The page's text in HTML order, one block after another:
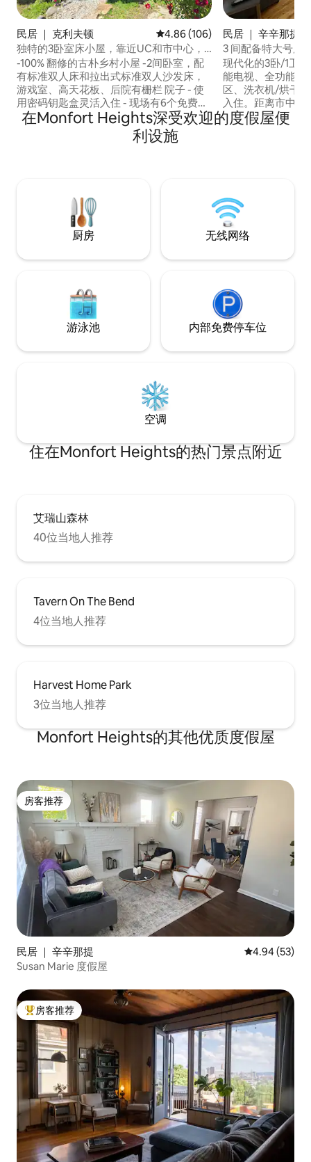
民居 ｜ 克利夫顿 平均评分 4.86 分（满分 5 分），
4.86 (106)
独特的3卧室床小屋，靠近UC和市中心，
有停车位
-100% 翻修的古朴乡村小屋 -2间卧室，配
有标准双人床和拉出式标准双人沙发床，
游戏室、高天花板、后院有栅栏 院子 - 使
用密码钥匙盒灵活入住 - 现场有6个免费停
车位 - 步行即可抵达北区和克里夫顿 -靠近
市中心。 - 步行3分钟即可抵达辛辛那提州
立学院 - 步行3分钟即可抵达DusMesh印度
离北侧酒馆5分钟路程
民居 ｜ 辛辛那提
3 间配备特大号床
大学和医院 | 12 分
现代化的3卧/1卫
能电视、全功能厨
区、洗衣机/烘干
入住。距离市中心
辛那提儿童医院、
教堂、好撒玛利亚
房设施齐全 还有更
在Monfort Heights深受欢迎的度假屋便
利设施
厨房 无线网络
游泳池 内部免费停车位
空调
住在Monfort Heights的热门景点附近
艾瑞山森林
40位当地人推荐
Tavern On The Bend
4位当地人推荐
Harvest Home Park
3位当地人推荐
Monfort Heights的其他优质度假屋
房客推荐
房客推荐
民居 ｜ 辛辛那提 平均评分
4.94 (53)
Susan Marie 度假屋
热门「房客推荐」
房客推荐